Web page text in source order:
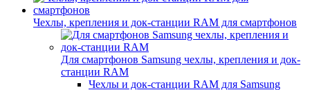
Чехлы, крепления и док-станции RAM для смартфонов
Для смартфонов Samsung чехлы, крепления и док-
станции RAM
Чехлы и док-станции RAM для Samsung